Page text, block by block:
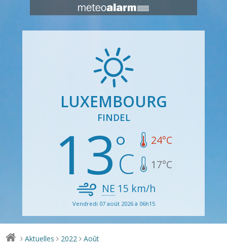
LUXEMBOURG
FINDEL
13 24°C
17°C
NE 15 km/h
Vendredi 07 août 2026 à 06h15
> Aktuelles > 2022 > Août